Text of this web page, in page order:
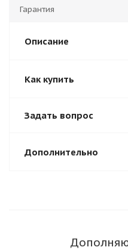
Гарантия
Описание
Как купить
Задать вопрос
Дополнительно